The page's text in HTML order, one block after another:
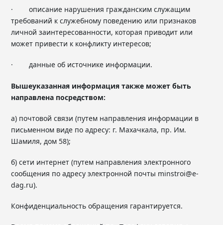
· описание нарушения гражданским служащим
требований к служебному поведению или признаков
личной заинтересованности, которая приводит или
может привести к конфликту интересов;
· данные об источнике информации.
Вышеуказанная информация также может быть
направлена посредством:
а) почтовой связи (путем направления информации в
письменном виде по адресу: г. Махачкала, пр. Им.
Шамиля, дом 58);
б) сети интернет (путем направления электронного
сообщения по адресу электронной почты minstroi@e-
dag.ru).
Конфиденциальность обращения гарантируется.